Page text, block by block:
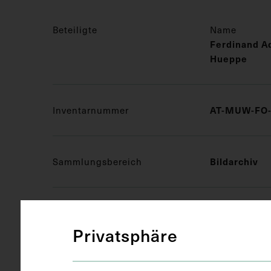
Beteiligte Name
Ferdinand
Hueppe
Inventarnummer AT-MUW-
Sammlungsbereich Bildarchiv
Objektart Fotografie
Privatsphäre